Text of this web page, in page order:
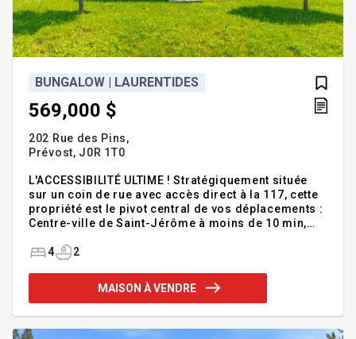
BUNGALOW | LAURENTIDES
569,000 $
202 Rue des Pins,
Prévost, J0R 1T0
L'ACCESSIBILITÉ ULTIME ! Stratégiquement située
sur un coin de rue avec accès direct à la 117, cette
propriété est le pivot central de vos déplacements :
Centre-ville de Saint-Jérôme à moins de 10 min,
min. Ce plain-pied de 4 chambres (dont 3 au RDC)
pour la vie familiale. Profitez d'un garage intégré,
d'une thermopompe murale et d'un chaleureux
4 2
MAISON À VENDRE